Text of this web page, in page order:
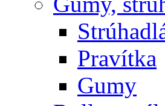
Pravítka
Gumy